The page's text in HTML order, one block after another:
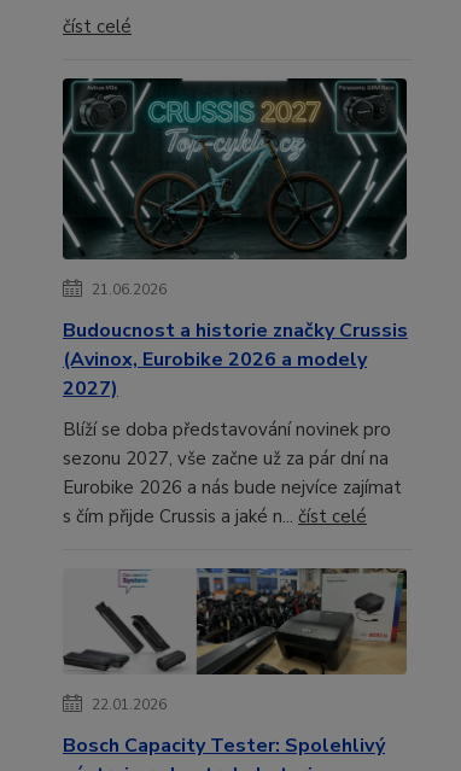
číst celé
21.06.2026
Budoucnost a historie značky Crussis
(Avinox, Eurobike 2026 a modely
2027)
Blíží se doba představování novinek pro
sezonu 2027, vše začne už za pár dní na
Eurobike 2026 a nás bude nejvíce zajímat
s čím přijde Crussis a jaké n... číst celé
22.01.2026
Bosch Capacity Tester: Spolehlivý